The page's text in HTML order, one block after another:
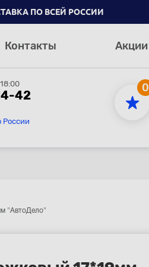
ПО ВСЕЙ РОССИИ
Контакты Акции
42
России
0
"АвтоДело"